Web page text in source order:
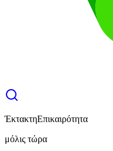
ΈκτακτηΕπικαιρότητα
μόλις τώρα